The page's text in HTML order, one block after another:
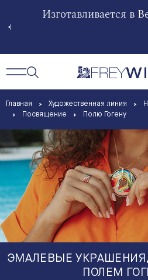
Изготавливается в
Открыть / Закрыть навигацию
Открытый поиск
Главная Художественная линия
Посвящение
Полю Гогену
ЭМАЛЕВЫЕ
ПОЛЕМ